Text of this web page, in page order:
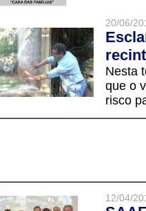
20/06/
Nesta
que o
risco
12/04/